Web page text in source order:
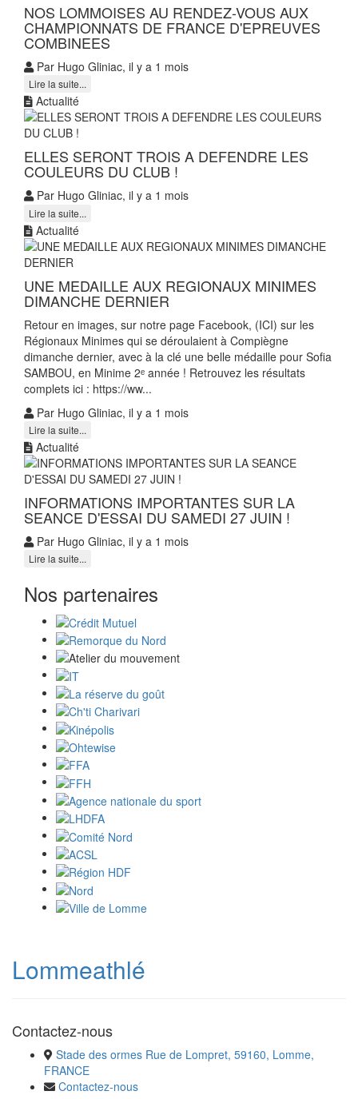
NOS LOMMOISES AU RENDEZ-VOUS AUX
CHAMPIONNATS DE FRANCE D'EPREUVES
COMBINEES
Par Hugo Gliniac, il y a 1 mois
Lire la suite...
Actualité
ELLES SERONT TROIS A DEFENDRE LES
COULEURS DU CLUB !
Par Hugo Gliniac, il y a 1 mois
Lire la suite...
Actualité
UNE MEDAILLE AUX REGIONAUX MINIMES
DIMANCHE DERNIER
Retour en images, sur notre page Facebook, (ICI) sur les
Régionaux Minimes qui se déroulaient à Compiègne
dimanche dernier, avec à la clé une belle médaille pour Sofia
SAMBOU, en Minime 2ᵉ année ! Retrouvez les résultats
complets ici : https://ww...
Par Hugo Gliniac, il y a 1 mois
Lire la suite...
Actualité
INFORMATIONS IMPORTANTES SUR LA
SEANCE D'ESSAI DU SAMEDI 27 JUIN !
Par Hugo Gliniac, il y a 1 mois
Lire la suite...
Nos partenaires
Lommeathlé
Contactez-nous
Stade des ormes Rue de Lompret, 59160, Lomme,
FRANCE
Contactez-nous